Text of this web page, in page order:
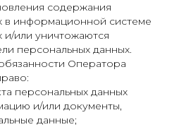
содержания
в информационной системе
и/или уничтожаются
персональных данных.
Оператора
персональных данных
и/или документы,
данные;